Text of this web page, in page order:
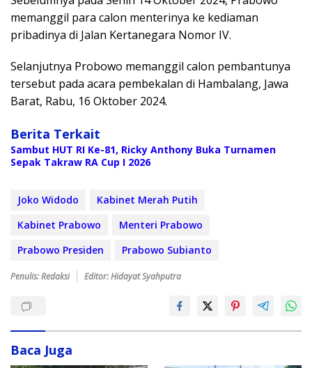
memanggil para calon menterinya ke kediaman
pribadinya di Jalan Kertanegara Nomor IV.
Selanjutnya Probowo memanggil calon pembantunya
tersebut pada acara pembekalan di Hambalang, Jawa
Barat, Rabu, 16 Oktober 2024.
Berita Terkait
Sambut HUT RI Ke-81, Ricky Anthony Buka Turnamen
Sepak Takraw RA Cup I 2026
Joko Widodo
Kabinet Merah Putih
Kabinet Prabowo
Menteri Prabowo
Prabowo Presiden
Prabowo Subianto
Penulis: Redaksi Editor: Hidayat Syahputra
Baca Juga